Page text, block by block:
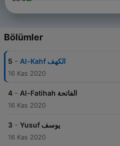
Bölümler
5 - Al-Kahf الكهف
16 Kas 2020
4 - Al-Fatihah الفاتحة
16 Kas 2020
3 - Yusuf يوسف
16 Kas 2020